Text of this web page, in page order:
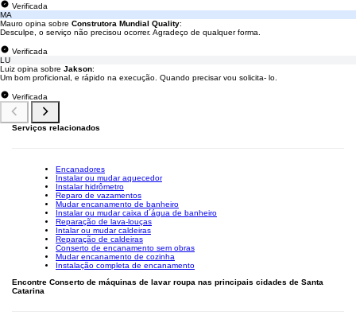
Verificada
MA
Mauro opina sobre Construtora Mundial Quality:
Desculpe, o serviço não precisou ocorrer. Agradeço de qualquer forma.
Verificada
LU
Luiz opina sobre Jakson:
Um bom proficional, e rápido na execução. Quando precisar vou solicita- lo.
Verificada
Serviços relacionados
Encanadores
Instalar ou mudar aquecedor
Instalar hidrômetro
Reparo de vazamentos
Mudar encanamento de banheiro
Instalar ou mudar caixa d´água de banheiro
Reparação de lava-louças
Intalar ou mudar caldeiras
Reparação de caldeiras
Conserto de encanamento sem obras
Mudar encanamento de cozinha
Instalação completa de encanamento
Encontre Conserto de máquinas de lavar roupa nas principais cidades de Santa
Catarina